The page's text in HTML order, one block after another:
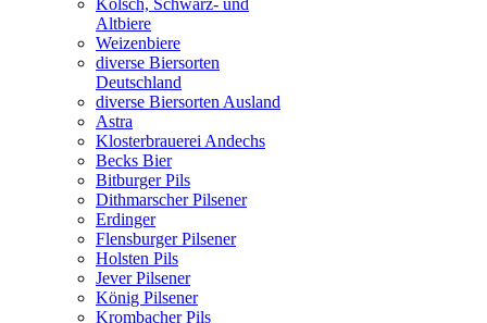
Kölsch, Schwarz- und
Altbiere
Weizenbiere
diverse Biersorten
Deutschland
diverse Biersorten Ausland
Astra
Klosterbrauerei Andechs
Becks Bier
Bitburger Pils
Dithmarscher Pilsener
Erdinger
Flensburger Pilsener
Holsten Pils
Jever Pilsener
König Pilsener
Krombacher Pils